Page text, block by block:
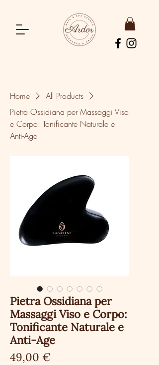
Home
All Products
Pietra Ossidiana per Massaggi Viso
e Corpo: Tonificante Naturale e
Anti-Age
Pietra Ossidiana per
Massaggi Viso e Corpo:
Tonificante Naturale e
Anti-Age
49,00 €